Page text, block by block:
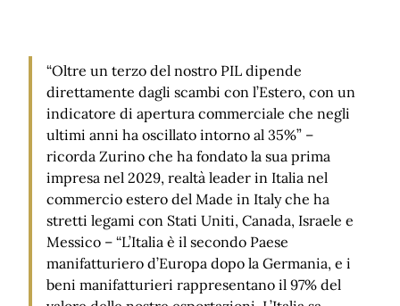
“Oltre un terzo del nostro PIL dipende
direttamente dagli scambi con l’Estero, con un
indicatore di apertura commerciale che negli
ultimi anni ha oscillato intorno al 35%” –
ricorda Zurino che ha fondato la sua prima
impresa nel 2029, realtà leader in Italia nel
commercio estero del Made in Italy che ha
stretti legami con Stati Uniti, Canada, Israele e
Messico – “L’Italia è il secondo Paese
manifatturiero d’Europa dopo la Germania, e i
beni manifatturieri rappresentano il 97% del